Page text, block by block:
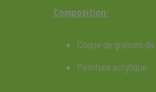
Composition:
Coque de graines
Peinture acrylique